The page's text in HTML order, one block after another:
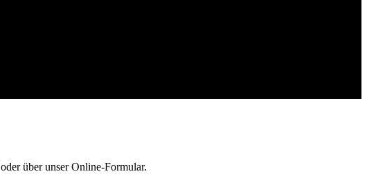
oder über unser Online-Formular.